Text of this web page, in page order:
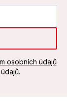
osobních údajů